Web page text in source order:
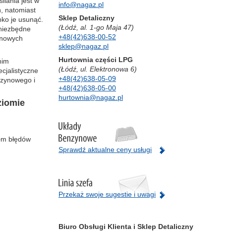
natomiast
je usunąć.
i
błędów
info@nagaz.pl
Sklep Detaliczny
(Łódź, al. 1-go Maja 47)
+48(42)638-00-52
sklep@nagaz.pl
Hurtownia części LPG
(Łódź, ul. Elektronowa 6)
+48(42)638-05-09
+48(42)638-05-00
hurtownia@nagaz.pl
Sprawdź aktualne ceny usługi
Przekaż swoje sugestie i uwagi
Biuro Obsługi Klienta i Sklep Detaliczny